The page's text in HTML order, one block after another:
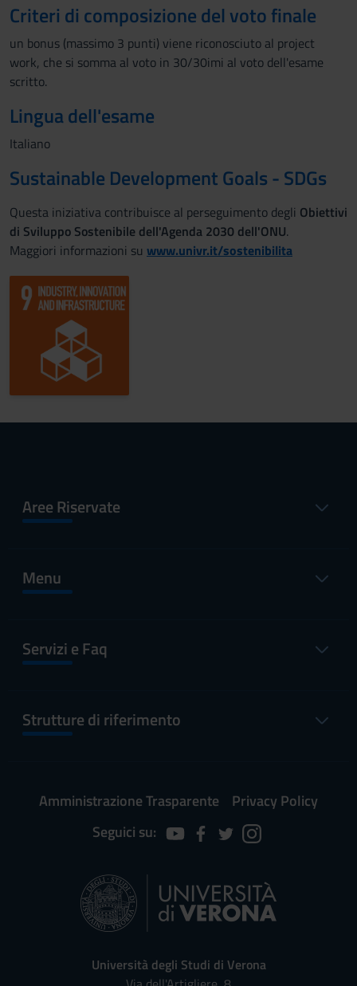
Criteri di composizione del voto finale
un bonus (massimo 3 punti) viene riconosciuto al project
work, che si somma al voto in 30/30imi al voto dell'esame
scritto.
Lingua dell'esame
Italiano
Sustainable Development Goals - SDGs
Questa iniziativa contribuisce al perseguimento degli Obiettivi
di Sviluppo Sostenibile dell'Agenda 2030 dell'ONU.
Maggiori informazioni su www.univr.it/sostenibilita
Aree Riservate
Menu
Servizi e Faq
Strutture di riferimento
Amministrazione Trasparente
Privacy Policy
Seguici su:
Università degli Studi di Verona